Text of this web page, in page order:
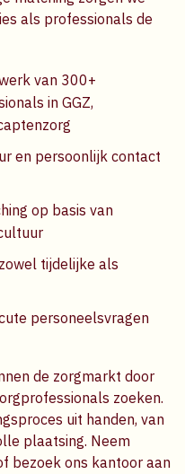
als professionals de
van 300+
in GGZ,
en persoonlijk contact
op basis van
tijdelijke als
personeelsvragen
de zorgmarkt door
zoeken.
uit handen, van
plaatsing. Neem
bezoek ons kantoor aan